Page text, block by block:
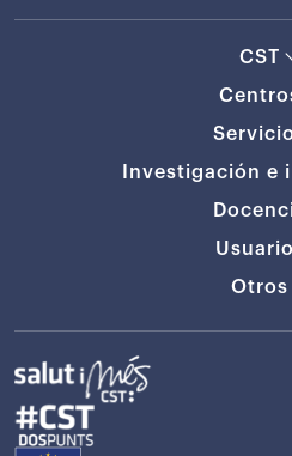
CST
Investigación e
Otros